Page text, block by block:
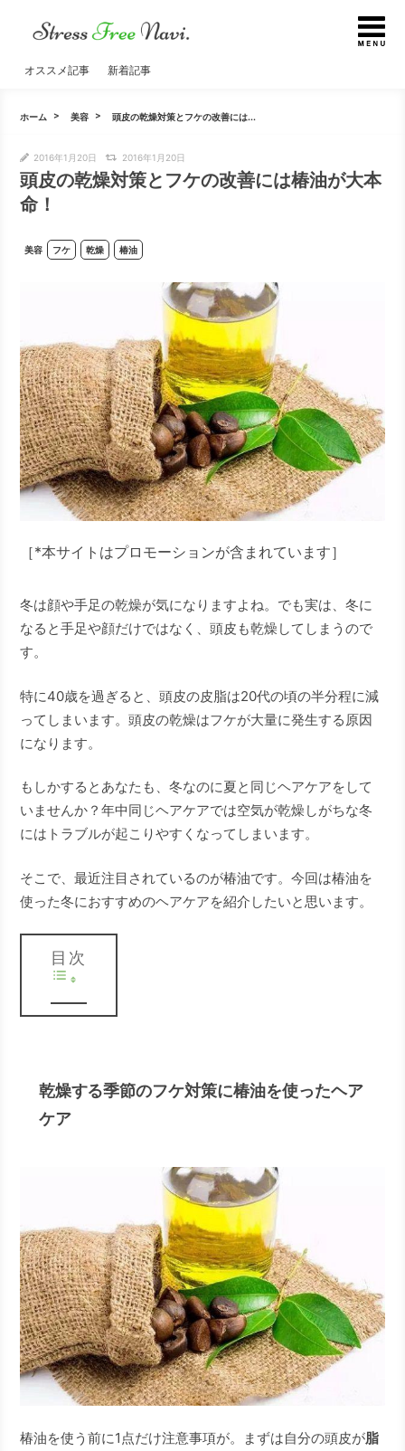
オススメ記事 新着記事
ホーム 美容 頭皮の乾燥対策とフケの改善には...
2016年1月20日 2016年1月20日
頭皮の乾燥対策とフケの改善には椿油が大本
命！
美容 フケ 乾燥 椿油
［*本サイトはプロモーションが含まれています］
冬は顔や手足の乾燥が気になりますよね。でも実は、冬に
なると手足や顔だけではなく、頭皮も乾燥してしまうので
す。
特に40歳を過ぎると、頭皮の皮脂は20代の頃の半分程に減
ってしまいます。頭皮の乾燥はフケが大量に発生する原因
になります。
もしかするとあなたも、冬なのに夏と同じヘアケアをして
いませんか？年中同じヘアケアでは空気が乾燥しがちな冬
にはトラブルが起こりやすくなってしまいます。
そこで、最近注目されているのが椿油です。今回は椿油を
使った冬におすすめのヘアケアを紹介したいと思います。
目次
乾燥する季節のフケ対策に椿油を使ったヘア
ケア
椿油を使う前に1点だけ注意事項が。まずは自分の頭皮が脂